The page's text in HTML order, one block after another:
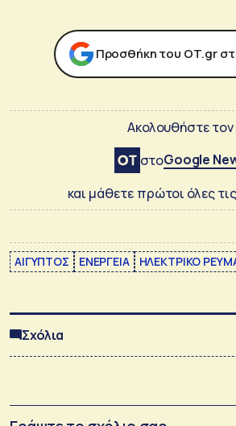
Προσθήκη του ΟΤ.gr
Ακολουθήστε τον
στοGoogle
και μάθετε πρώτοι όλες
ΑΙΓΥΠΤΟΣ ΕΝΕΡΓΕΙΑ ΗΛΕΚΤΡΙΚΟ
Σχόλια